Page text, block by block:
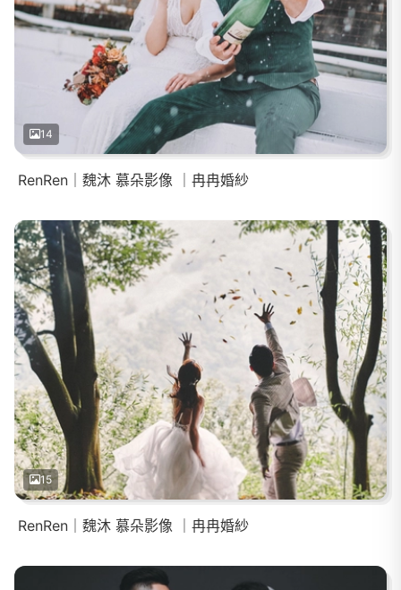
14
RenRen｜魏沐 慕朵影像 ｜冉冉婚紗
15
RenRen｜魏沐 慕朵影像 ｜冉冉婚紗